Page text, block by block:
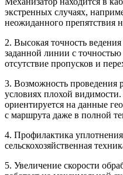
экстренных случаях,
неожиданного препятствия
2. Высокая точность
заданной линии с
отсутствие пропусков и
3. Возможность проведения
условиях плохой
ориентируется на данные
с маршрута даже в полной
4. Профилактика
сельскохозяйственная
5. Увеличение скорости